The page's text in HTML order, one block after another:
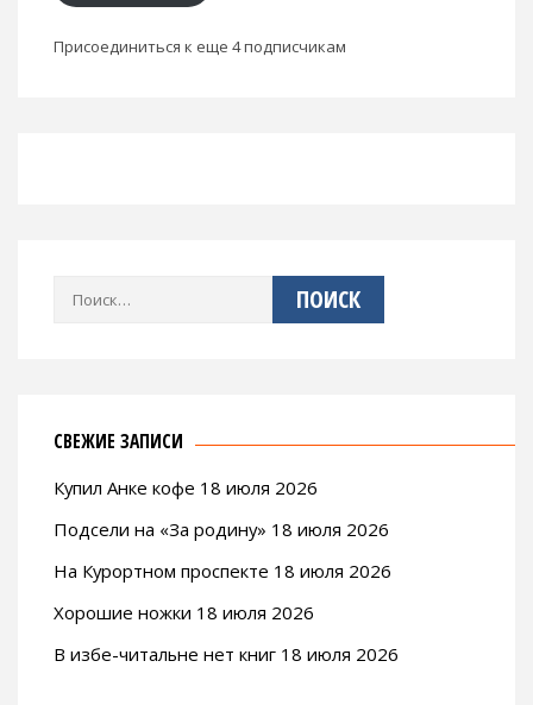
Присоединиться к еще 4 подписчикам
СВЕЖИЕ ЗАПИСИ
Купил Анке кофе 18 июля 2026
Подсели на «За родину» 18 июля 2026
На Курортном проспекте 18 июля 2026
Хорошие ножки 18 июля 2026
В избе-читальне нет книг 18 июля 2026